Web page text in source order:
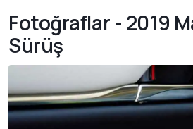
Fotoğraflar - 2019
Sürüş